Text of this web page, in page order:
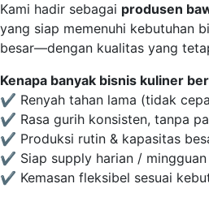
Kami hadir sebagai produsen
yang siap memenuhi kebutuhan
besar—dengan kualitas yang
Kenapa banyak bisnis kuliner
✔ Renyah tahan lama (tidak
✔ Rasa gurih konsisten, tanpa
✔ Produksi rutin & kapasitas
✔ Siap supply harian /
✔ Kemasan fleksibel sesuai